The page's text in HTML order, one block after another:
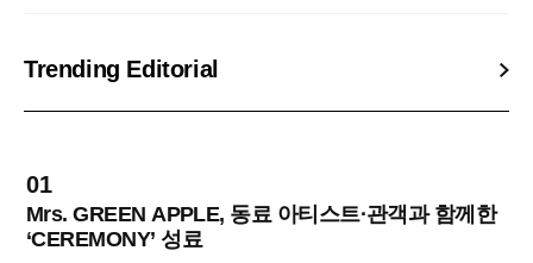
Trending Editorial
01
Mrs. GREEN APPLE, 동료 아티스트·관객과 함께한
‘CEREMONY’ 성료